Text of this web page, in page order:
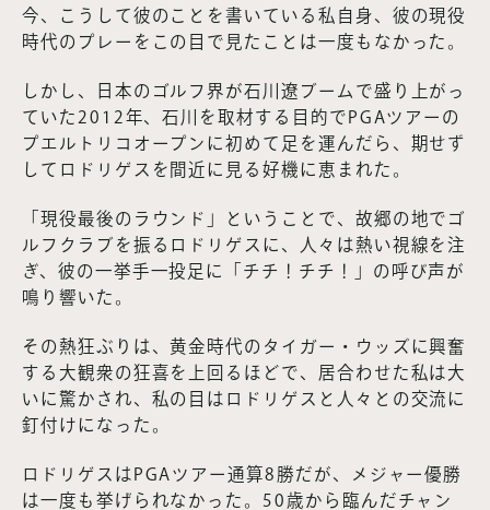
今、こうして彼のことを書いている私自身、彼の現役
時代のプレーをこの目で見たことは一度もなかった。
しかし、日本のゴルフ界が石川遼ブームで盛り上がっ
ていた2012年、石川を取材する目的でPGAツアーの
プエルトリコオープンに初めて足を運んだら、期せず
してロドリゲスを間近に見る好機に恵まれた。
「現役最後のラウンド」ということで、故郷の地でゴ
ルフクラブを振るロドリゲスに、人々は熱い視線を注
ぎ、彼の一挙手一投足に「チチ！チチ！」の呼び声が
鳴り響いた。
その熱狂ぶりは、黄金時代のタイガー・ウッズに興奮
する大観衆の狂喜を上回るほどで、居合わせた私は大
いに驚かされ、私の目はロドリゲスと人々との交流に
釘付けになった。
ロドリゲスはPGAツアー通算8勝だが、メジャー優勝
は一度も挙げられなかった。50歳から臨んだチャン